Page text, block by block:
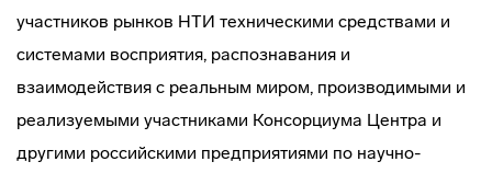
участников рынков НТИ техническими средствами и
системами восприятия, распознавания и
взаимодействия с реальным миром, производимыми и
реализуемыми участниками Консорциума Центра и
другими российскими предприятиями по научно-